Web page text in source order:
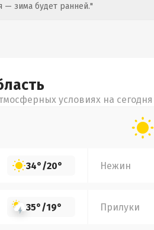
— зима будет ранней."
условиях на сегодня
34°/20° Нежин
35°/19° Прилуки